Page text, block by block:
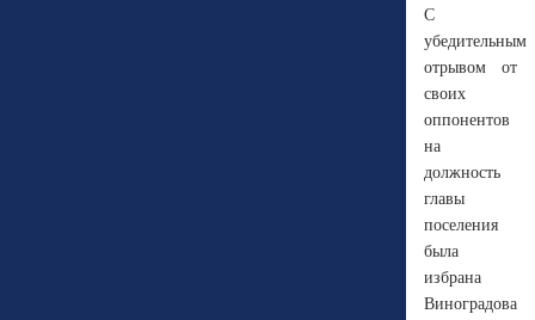
С
убедительным
отрывом от
своих
оппонентов
на
должность
главы
поселения
была
избрана
Виноградова